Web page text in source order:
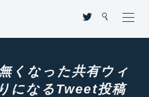
くなった共有ウィ
になるTweet投稿